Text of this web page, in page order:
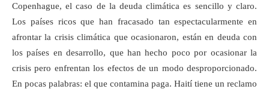
Copenhague, el caso de la deuda climática es sencillo y claro.
Los países ricos que han fracasado tan espectacularmente en
afrontar la crisis climática que ocasionaron, están en deuda con
los países en desarrollo, que han hecho poco por ocasionar la
crisis pero enfrentan los efectos de un modo desproporcionado.
En pocas palabras: el que contamina paga. Haití tiene un reclamo